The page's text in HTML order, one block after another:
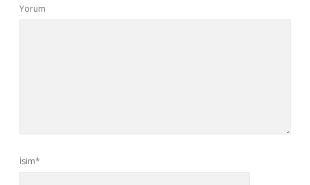
Yorum
İsim*